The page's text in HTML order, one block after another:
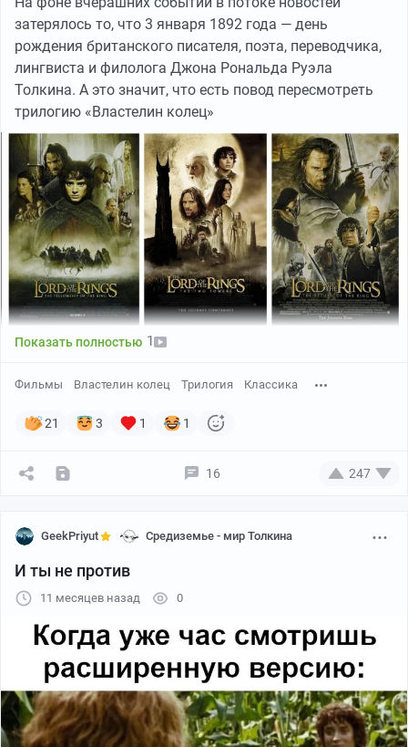
Сначала я прописала, какие камни ближе подходят по
цветовой гамме Шира. Затем выложила их и
постепенно создала дизайн. Какие-то убрала сразу - не
подходят.
С юбилеем, Средиземье! Твоя история продолжает
вдохновлять — как 25 лет назад.
P.S.
По случаю этой знаменательной годовщины
ростовский кинотеатр «Киномакс» организует
специальный марафон, посвящённый полному циклу
экранизаций сэра Питера Джексона. С четвёртого
февраля зрители получат возможность вновь
пережить эпическое повествование на большом
экране — от первых шагов Фродо по Ширской земле
до финальных кадров «Возвращения короля».
затерялось то, что 3 января 1892 года — день
рождения британского писателя, поэта, переводчика,
лингвиста и филолога Джона Рональда Руэла
Толкина. А это значит, что есть повод пересмотреть
трилогию «Властелин колец»
Показать полностью 1
Фильмы Властелин колец Трилогия Классика
21 3 1 1
16 247
GeekPriyut Средиземье - мир Толкина
И ты не против
11 месяцев назад 0